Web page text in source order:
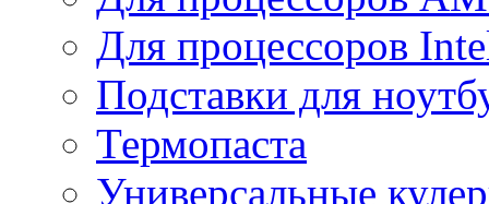
Для процессоров
Подставки для
Термопаста
Универсальные